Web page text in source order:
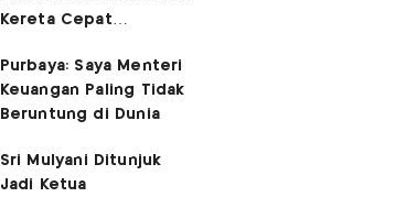
Kereta Cepat
Surabaya
Purbaya: Saya Menteri
Keuangan Paling Tidak
Beruntung di Dunia
Sri Mulyani Ditunjuk
Jadi Ketua